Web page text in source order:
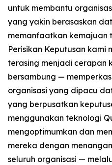
untuk membantu
yang yakin berasaskan
memanfaatkan kemajuan
Perisikan Keputusan kami
terasing menjadi cerapan
bersambung —
organisasi yang dipacu
yang berpusatkan
menggunakan teknologi
mengoptimumkan dan
mereka dengan
seluruh organisasi —